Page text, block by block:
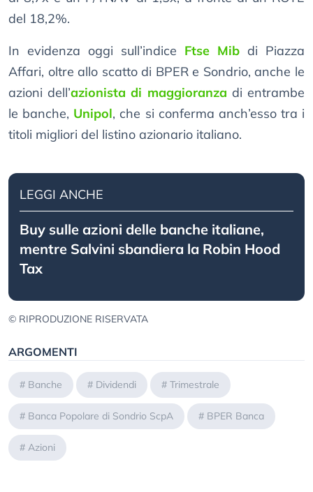
del 18,2%.
In evidenza oggi sull’indice Ftse Mib di Piazza
Affari, oltre allo scatto di BPER e Sondrio, anche le
azioni dell’azionista di maggioranza di entrambe
le banche, Unipol, che si conferma anch’esso tra i
titoli migliori del listino azionario italiano.
LEGGI ANCHE
Buy sulle azioni delle banche italiane,
mentre Salvini sbandiera la Robin Hood
Tax
© RIPRODUZIONE RISERVATA
ARGOMENTI
# Banche # Dividendi # Trimestrale
# Banca Popolare di Sondrio ScpA # BPER Banca
# Azioni